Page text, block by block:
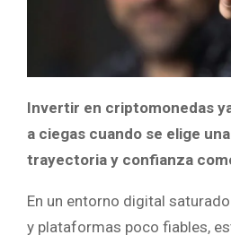
Invertir en criptomonedas
a ciegas cuando se elige
trayectoria y confianza
En un entorno digital
y plataformas poco fiables,